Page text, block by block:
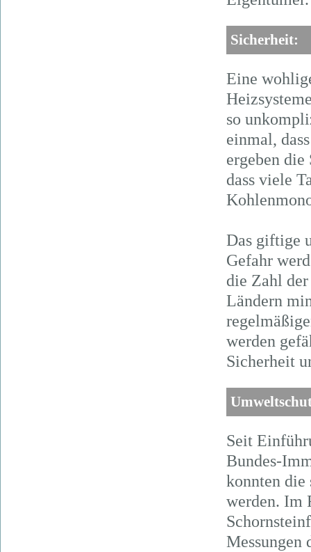
Sicherheit:
Eine
so
einmal,
ergeben
dass viele
Das giftige
Gefahr
die Zahl
Ländern
werden
Sicherheit
Seit
Bundes-
konnten die
werden. Im
Messungen